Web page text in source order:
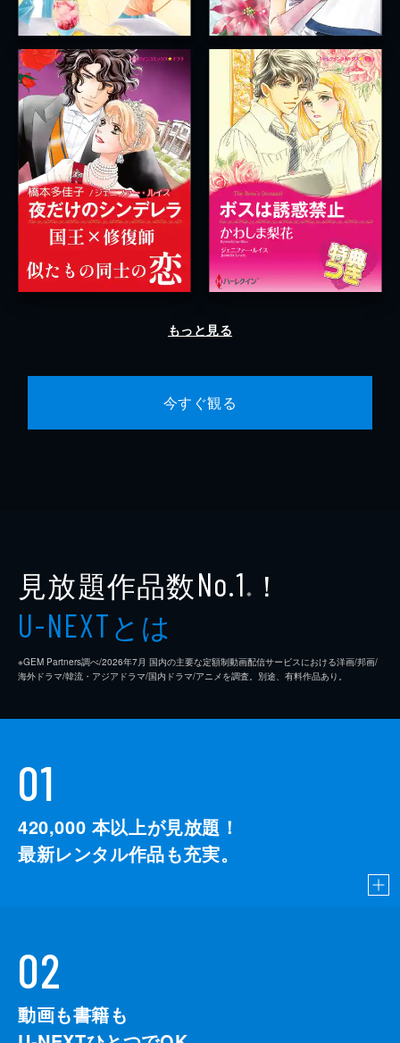
もっと見る
今すぐ観る
見放題作品数No.1 ※ ！
U-NEXTとは
※GEM Partners調べ/2026年7⽉ 国内の主要な定額制動画配信サービスにおける洋画/邦画/
海外ドラマ/韓流・アジアドラマ/国内ドラマ/アニメを調査。別途、有料作品あり。
01
420,000 本以上が見放題！
最新レンタル作品も充実。
02
動画も書籍も